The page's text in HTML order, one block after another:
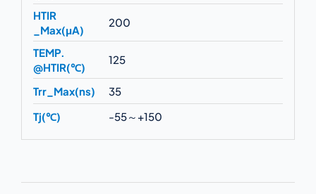
HTIR
_Max(μA)
200
TEMP.
@HTIR(℃)
125
Trr_Max(ns)
35
Tj(℃)
-55～+150